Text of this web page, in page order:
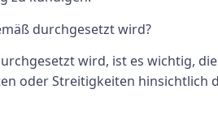
durchgesetzt wird?
wird, ist es wichtig,
oder Streitigkeiten hinsichtlich